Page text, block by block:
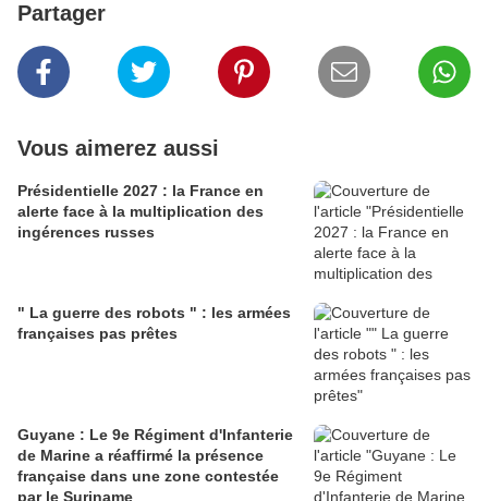
Partager
Vous aimerez aussi
Présidentielle 2027 : la France en
alerte face à la multiplication des
ingérences russes
" La guerre des robots " : les armées
françaises pas prêtes
Guyane : Le 9e Régiment d'Infanterie
de Marine a réaffirmé la présence
française dans une zone contestée
par le Suriname